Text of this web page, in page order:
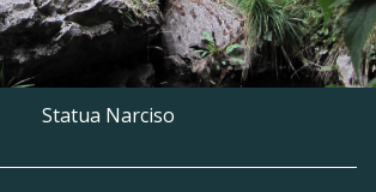
che scende verso il viale
principale del parco,
riconduce al grande prato,
l’antico cancello di ferro
alla campagna
Statua Narciso